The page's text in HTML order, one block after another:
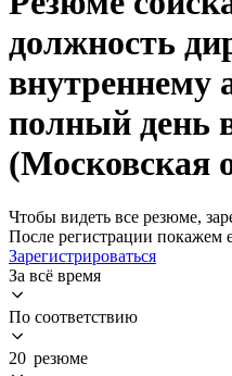
должность
внутреннему
полный день
(Московская
Чтобы видеть все резюме,
После регистрации покажем
Зарегистрироваться
За всё время
По соответствию
20 резюме